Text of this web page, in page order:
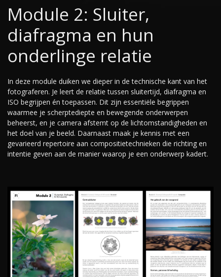
Module 2: Sluiter,
diafragma en hun
onderlinge relatie
In deze module duiken we dieper in de technische kant van het
fotograferen. Je leert de relatie tussen sluitertijd, diafragma en
ISO begrijpen én toepassen. Dit zijn essentiële begrippen
waarmee je scherptediepte en bewegende onderwerpen
beheerst, en je camera afstemt op de lichtomstandigheden en
het doel van je beeld. Daarnaast maak je kennis met een
gevarieerd repertoire aan compositietechnieken die richting en
intentie geven aan de manier waarop je een onderwerp kadert.